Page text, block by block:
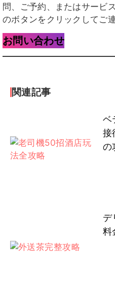
問、ご予約、またはサービ
のボタンをクリックしてご
お問い合わせ
関連記事
ベ
接
の
デ
料